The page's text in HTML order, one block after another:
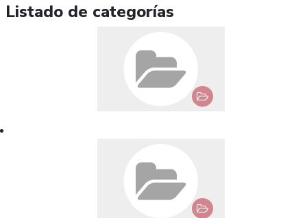
Listado de categorías